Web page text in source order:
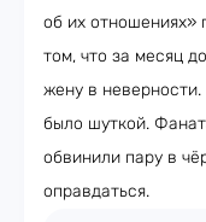
об их отношениях»
том, что за месяц
жену в
было шуткой.
обвинили пару в
оправдаться.